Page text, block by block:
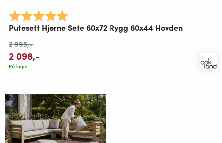
Karakter:
Putesett Hjørne Sete 60x72 Rygg 60x44 Hovden
2 995,-
2 098,-
På lager